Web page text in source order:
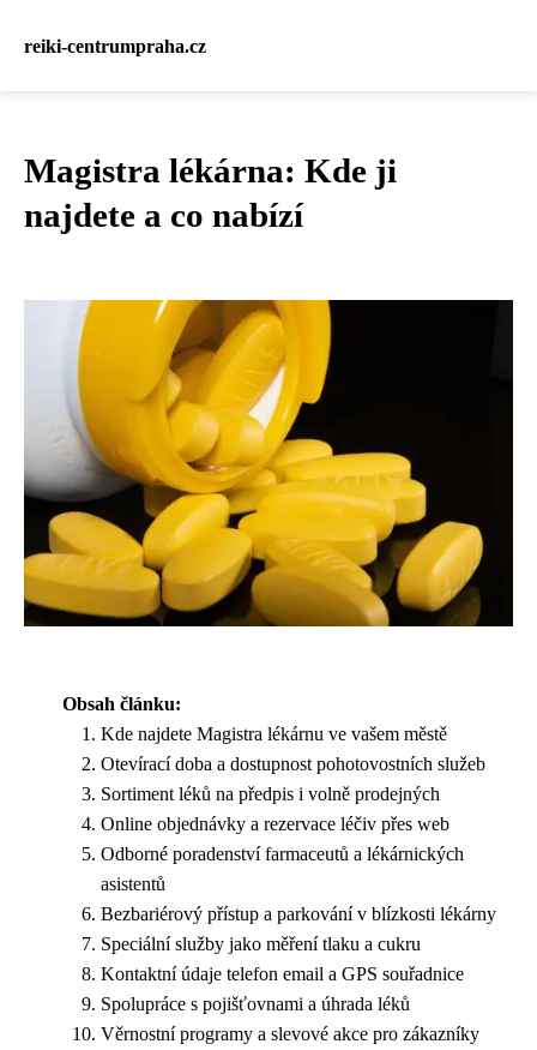
reiki-centrumpraha.cz
Magistra lékárna: Kde ji
najdete a co nabízí
Obsah článku:
Kde najdete Magistra lékárnu ve vašem městě
Otevírací doba a dostupnost pohotovostních služeb
Sortiment léků na předpis i volně prodejných
Online objednávky a rezervace léčiv přes web
Odborné poradenství farmaceutů a lékárnických
asistentů
Bezbariérový přístup a parkování v blízkosti lékárny
Speciální služby jako měření tlaku a cukru
Kontaktní údaje telefon email a GPS souřadnice
Spolupráce s pojišťovnami a úhrada léků
Věrnostní programy a slevové akce pro zákazníky